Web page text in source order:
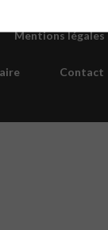
Mentions légales
Contact